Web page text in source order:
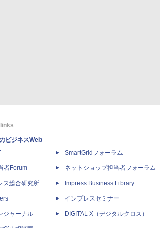
ビジネスWeb
者Forum
ス総合研究所
ジャーナル
SmartGridフォーラム
ネットショップ担当者フォーラム
Impress Business Library
インプレスセミナー
DIGITAL X（デジタルクロス）